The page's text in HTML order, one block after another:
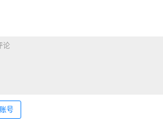
号